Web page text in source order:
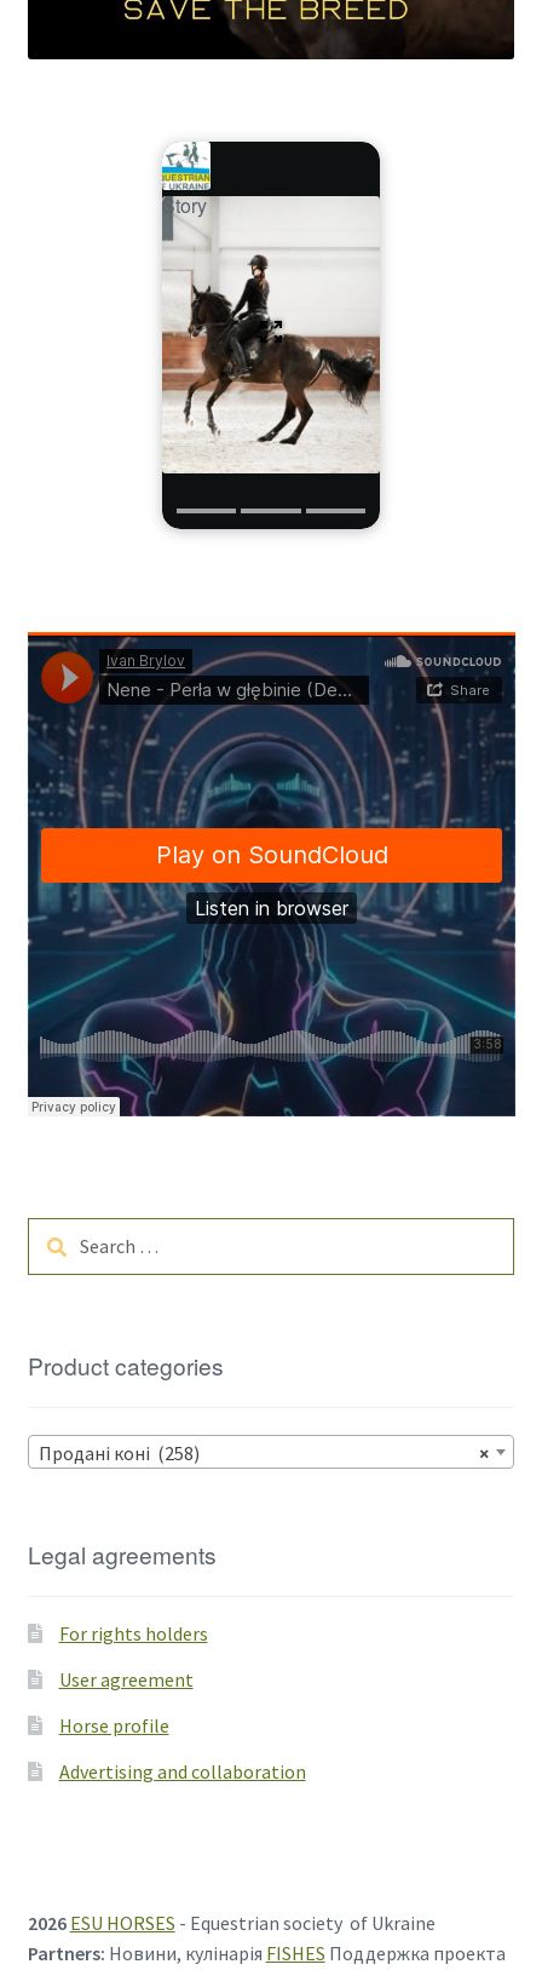
Story
Search
Product categories
×
Продані коні (258)
Legal agreements
For rights holders
User agreement
Horse profile
Advertising and collaboration
2026 ESU HORSES - Equestrian society of Ukraine
Partners: Новини, кулінарія FISHES Поддержка проекта